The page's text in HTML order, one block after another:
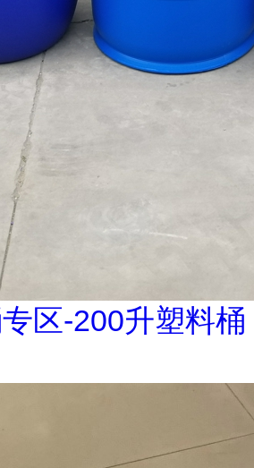
区-200升塑料桶